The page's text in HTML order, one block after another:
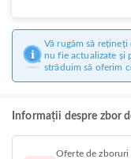
Vă rugăm să
nu fie actualizate și
străduim să oferim
Informații despre zbor
Oferte de zboruri